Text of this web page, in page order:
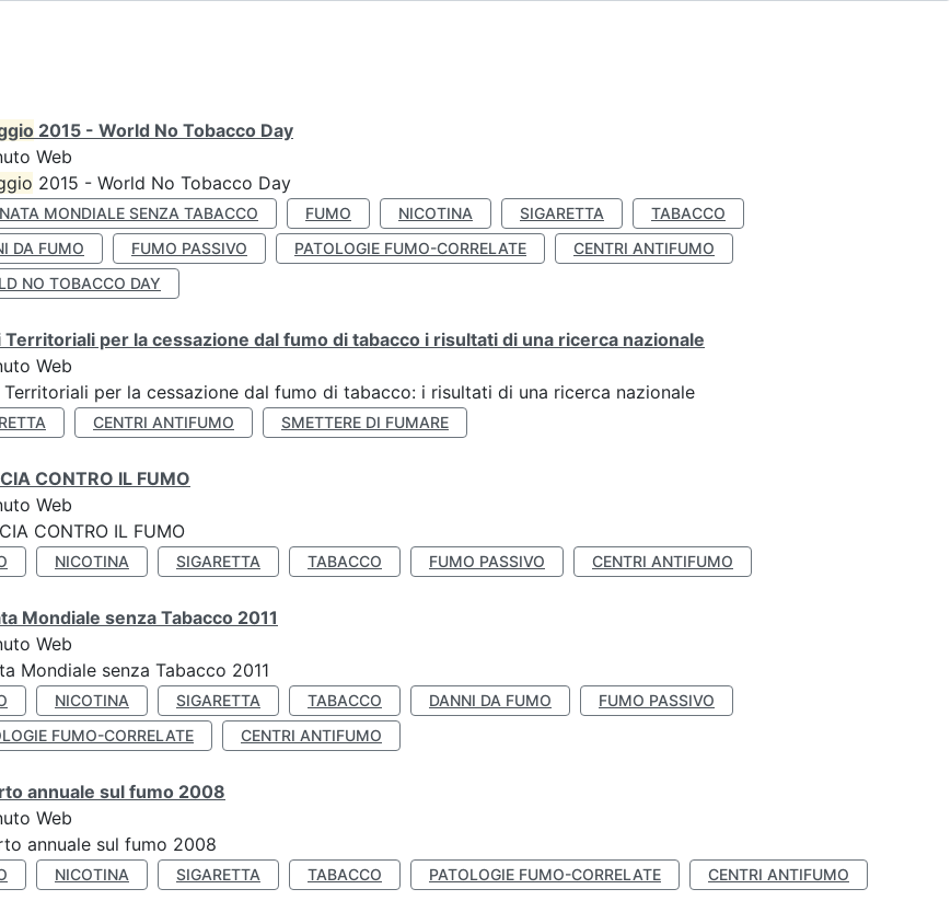
2015 - World No Tobacco Day
Web
2015 - World No Tobacco Day
MONDIALE SENZA TABACCO FUMO NICOTINA SIGARETTA
TABACCO
DA FUMO
FUMO PASSIVO PATOLOGIE FUMO-CORRELATE
CENTRI ANTIFUMO
NO TOBACCO DAY
Territoriali per la cessazione dal fumo di tabacco i risultati di una ricerca nazionale
Web
Territoriali per la cessazione dal fumo di tabacco: i risultati di una ricerca nazionale
CENTRI ANTIFUMO SMETTERE DI FUMARE
CONTRO IL FUMO
Web
CONTRO IL FUMO
NICOTINA SIGARETTA TABACCO FUMO PASSIVO CENTRI ANTIFUMO
Mondiale senza Tabacco 2011
Web
Mondiale senza Tabacco 2011
NICOTINA SIGARETTA TABACCO DANNI DA FUMO
FUMO PASSIVO
FUMO-CORRELATE
CENTRI ANTIFUMO
annuale sul fumo 2008
Web
annuale sul fumo 2008
NICOTINA SIGARETTA TABACCO PATOLOGIE FUMO-CORRELATE CENTRI ANTIFUMO